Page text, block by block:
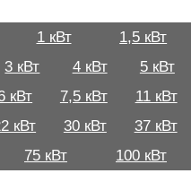
1 кВт
1,5 кВт
3 кВт 4 кВт
5 кВт
кВт 7,5 кВт
11 кВт
кВт 30 кВт
37 кВт
75 кВт 100 кВт